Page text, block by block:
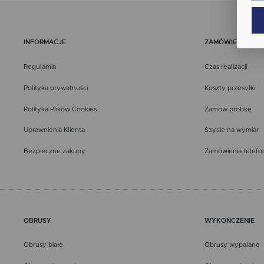
INFORMACJE
Regulamin
Polityka prywatności
Polityka Plików Cookies
Uprawnienia Klienta
Bezpieczne zakupy
ZAMÓWIENIA
Czas realizacji
Koszty przesyłki
Zamów próbkę
Szycie na wymiar
Zamówienia
OBRUSY
Obrusy białe
WYKOŃCZENIE
Obrusy wypalane